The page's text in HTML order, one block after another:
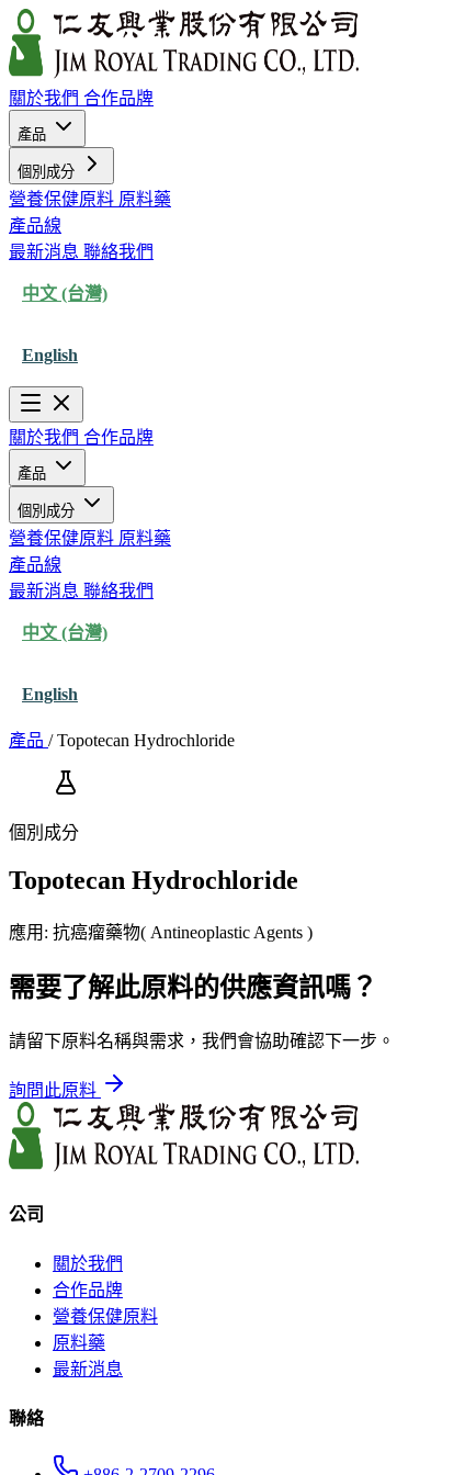
關於我們 合作品牌
產品
個別成分
營養保健原料 原料藥
產品線
最新消息 聯絡我們
中文 (台灣)
English
關於我們 合作品牌
產品
個別成分
營養保健原料 原料藥
產品線
最新消息 聯絡我們
中文 (台灣)
English
產品 / Topotecan Hydrochloride
個別成分
Topotecan Hydrochloride
應用: 抗癌瘤藥物( Antineoplastic Agents )
需要了解此原料的供應資訊嗎？
請留下原料名稱與需求，我們會協助確認下一步。
詢問此原料
公司
關於我們
合作品牌
營養保健原料
原料藥
最新消息
聯絡